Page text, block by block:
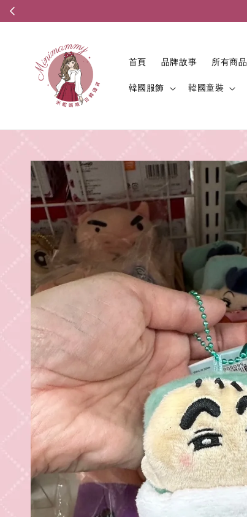
首頁 品牌故事 所有商品
韓國服飾
韓國童裝